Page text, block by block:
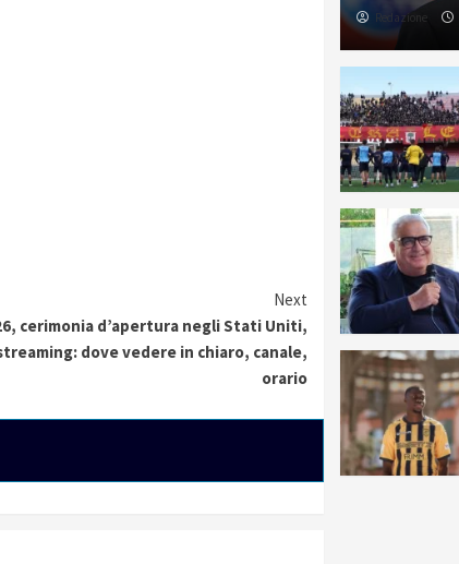
Next
cerimonia d’apertura negli Stati Uniti,
dove vedere in chiaro, canale,
orario
Redazione